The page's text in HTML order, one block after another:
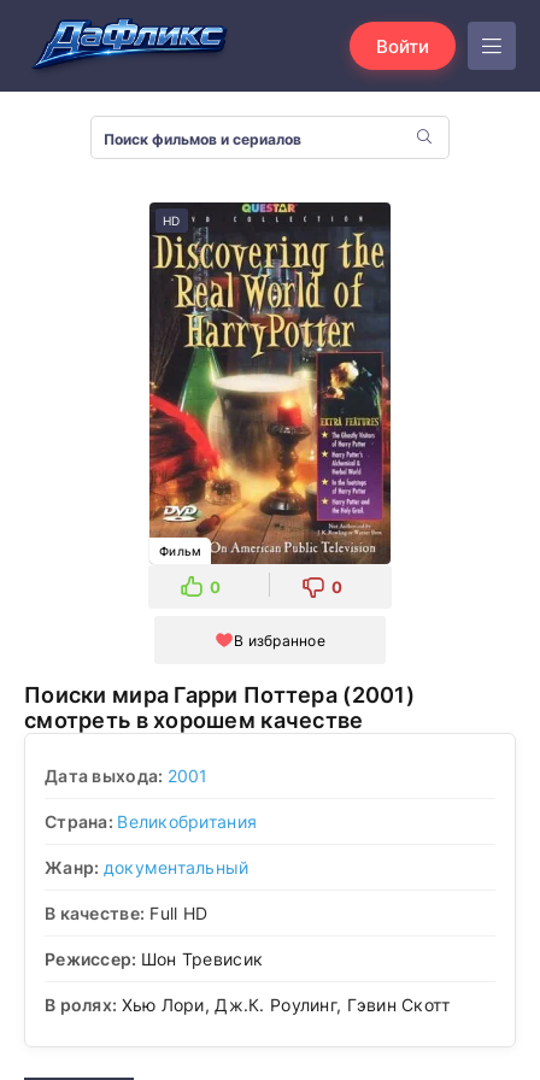
Войти
HD
Фильм
0 0
В избранное
Поиски мира Гарри Поттера (2001)
смотреть в хорошем качестве
Дата выхода: 2001
Страна: Великобритания
Жанр: документальный
В качестве: Full HD
Режиссер: Шон Тревисик
В ролях: Хью Лори, Дж.К. Роулинг, Гэвин Скотт